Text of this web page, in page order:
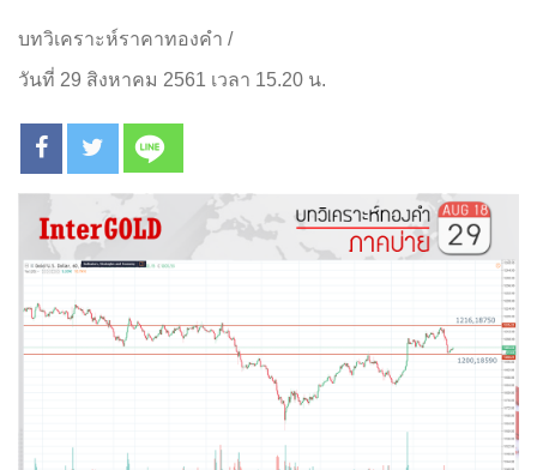
บทวิเคราะห์ราคาทองคำ /
วันที่ 29 สิงหาคม 2561 เวลา 15.20 น.